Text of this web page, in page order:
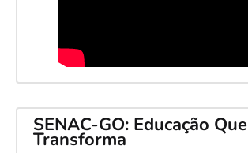
SENAC-GO: Educação Que
Transforma